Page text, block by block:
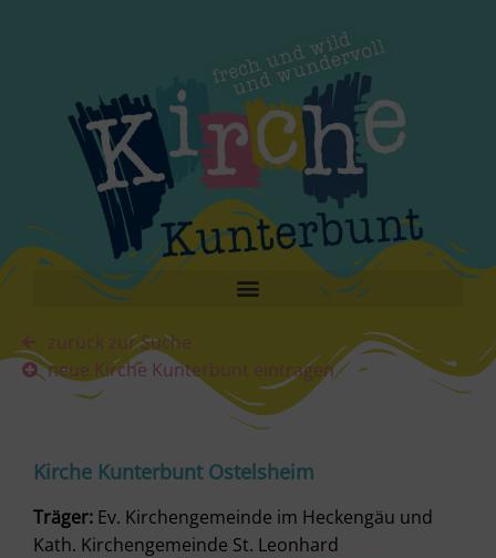
zurück zur Suche
neue Kirche Kunterbunt eintragen
Kirche Kunterbunt Ostelsheim
Träger: Ev. Kirchengemeinde im Heckengäu und
Kath. Kirchengemeinde St. Leonhard